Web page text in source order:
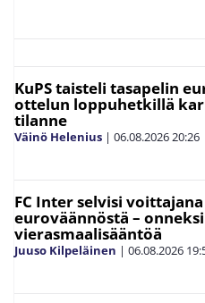
KuPS taisteli tasapelin
ottelun loppuhetkillä
tilanne
Väinö Helenius | 06.08.202620:26
FC Inter selvisi
euroväännöstä –
vierasmaalisääntöä
Juuso Kilpeläinen | 06.08.2026